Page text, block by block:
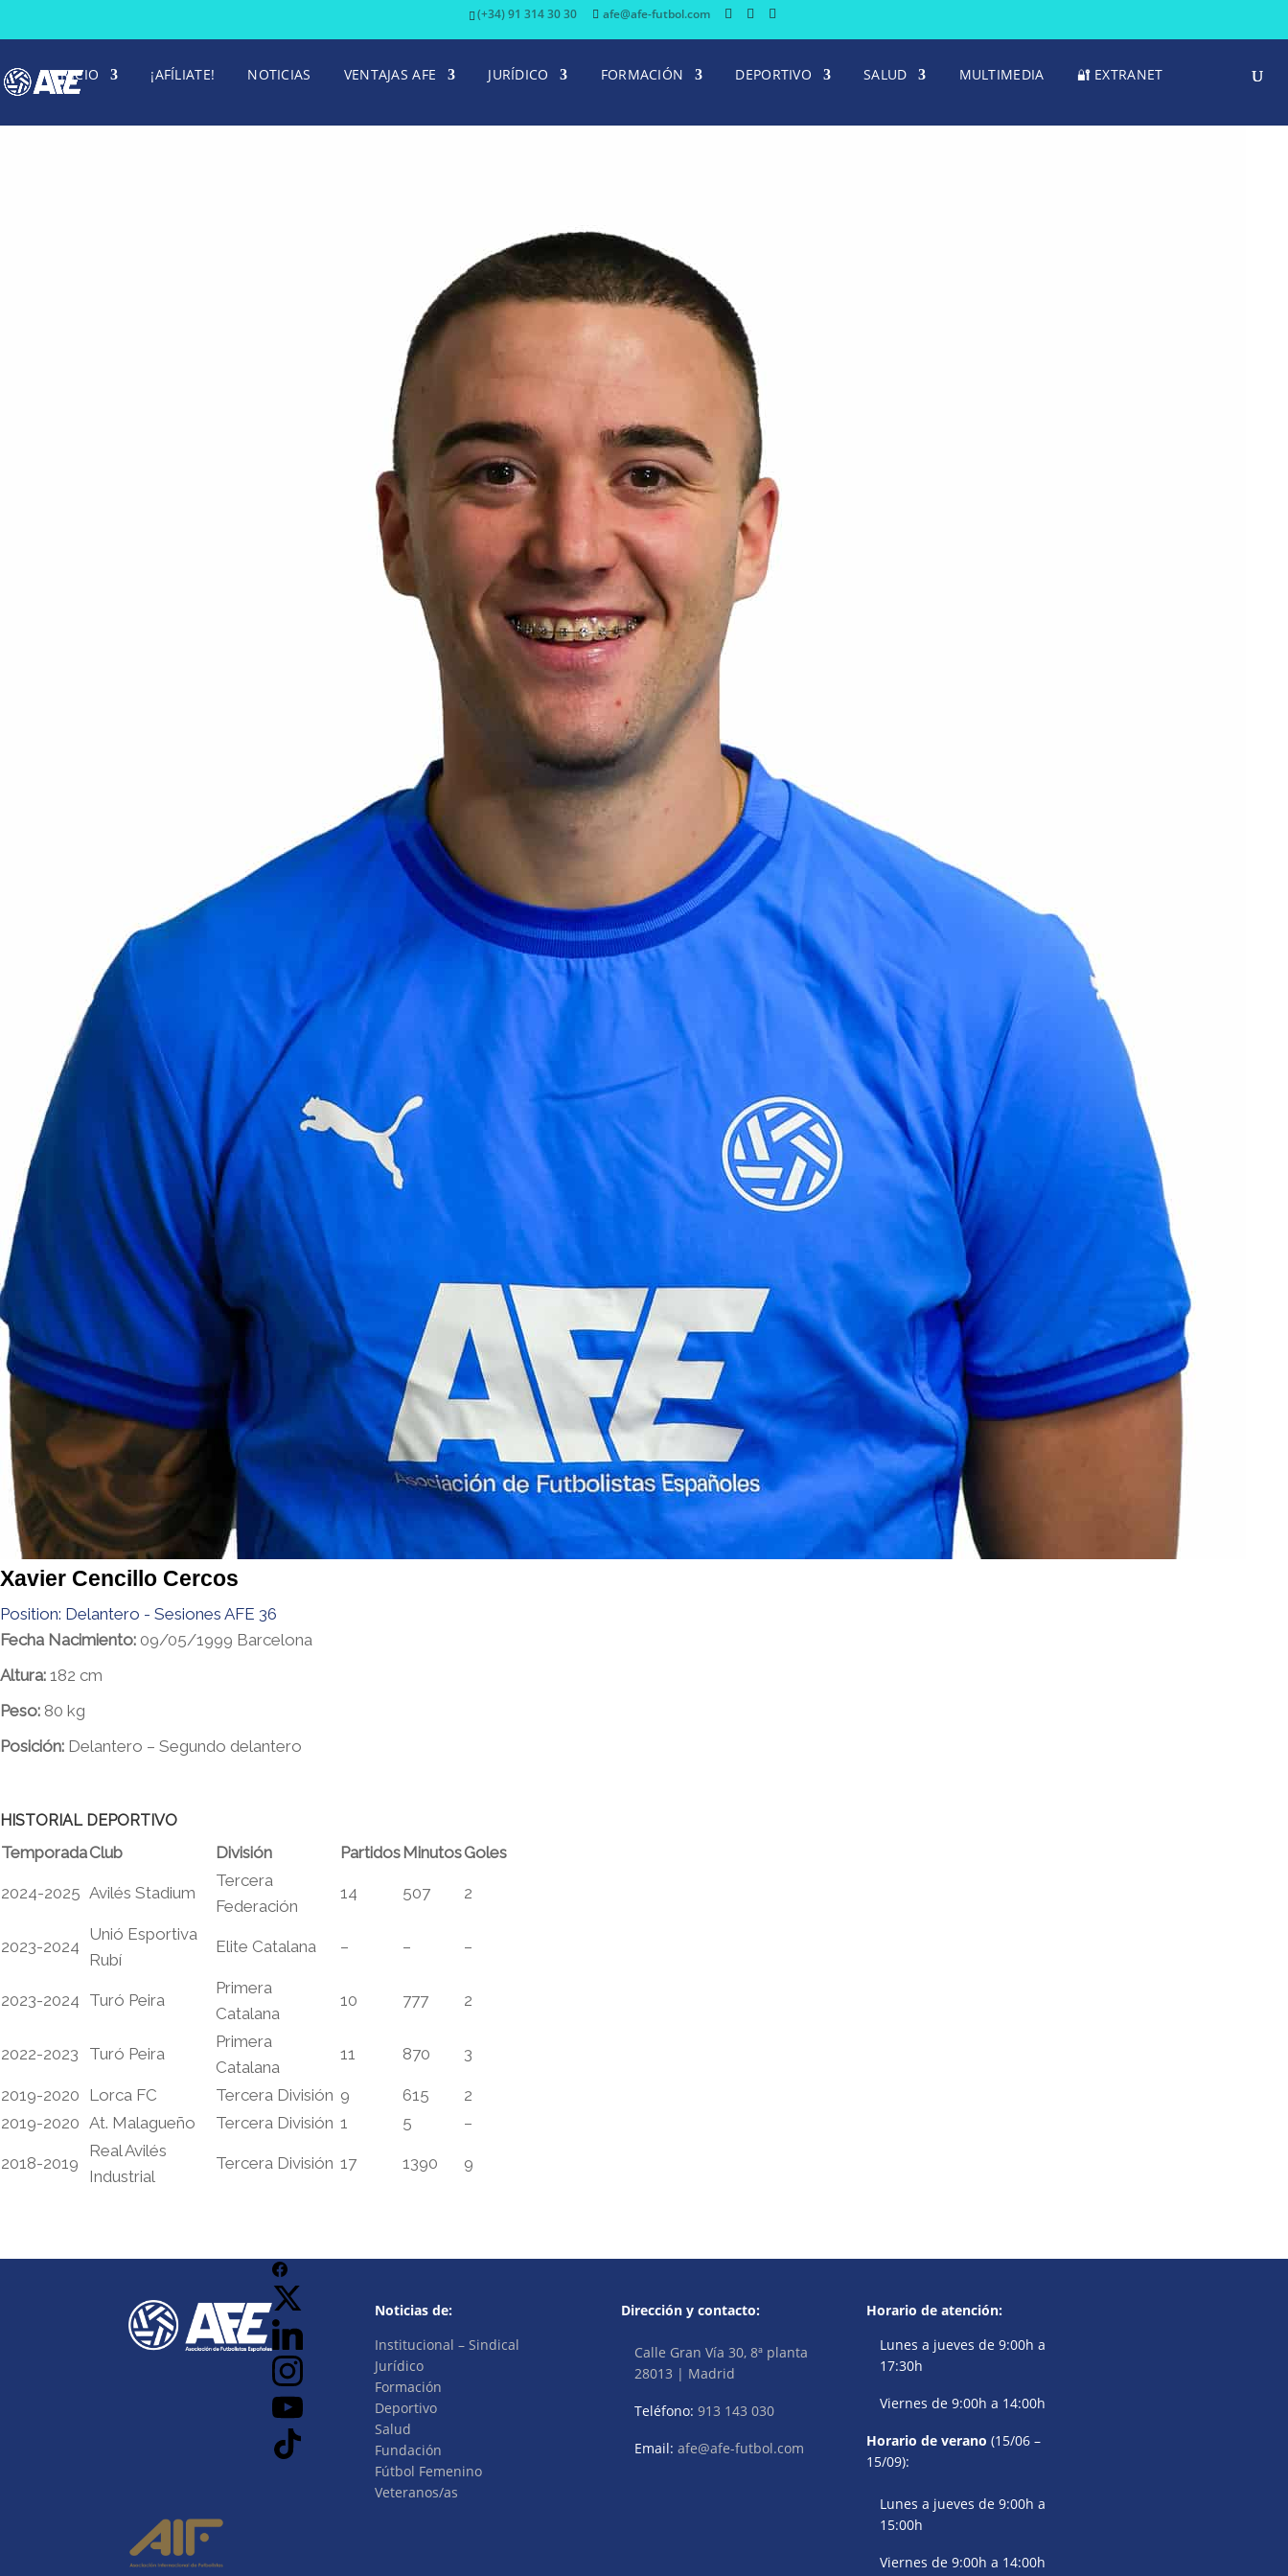
(+34) 91 314 30 30 afe@afe-futbol.com
INICIO ¡AFÍLIATE! NOTICIAS VENTAJAS AFE JURÍDICO FORMACIÓN DEPORTIVO SALUD MULTIMEDIA 🔐 EXTRANET
Xavier Cencillo Cercos
Position: Delantero - Sesiones AFE 36
Fecha Nacimiento: 09/05/1999 Barcelona
Altura: 182 cm
Peso: 80 kg
Posición: Delantero – Segundo delantero
HISTORIAL DEPORTIVO
TemporadaClub División Partidos MinutosGoles
2024-2025 Avilés Stadium
Tercera
Federación
14 507 2
2023-2024
Unió Esportiva
Rubí
Elite Catalana – – –
2023-2024 Turó Peira
Primera
Catalana
10 777 2
2022-2023 Turó Peira
Primera
Catalana
11 870 3
2019-2020 Lorca FC Tercera División 9 615
2
2019-2020 At. Malagueño Tercera División 1 5 –
2018-2019
Real Avilés
Industrial
Tercera División 17 1390 9
Noticias de:
Institucional – Sindical
Jurídico
Formación
Deportivo
Salud
Fundación
Fútbol Femenino
Veteranos/as
Dirección y contacto:
Calle Gran Vía 30, 8ª planta
28013 | Madrid
Teléfono: 913 143 030
Email: afe@afe-futbol.com
Horario de atención:
Lunes a jueves de 9:00h a
17:30h
Viernes de 9:00h a 14:00h
Horario de verano (15/06 –
15/09):
Lunes a jueves de 9:00h a
15:00h
Viernes de 9:00h a 14:00h